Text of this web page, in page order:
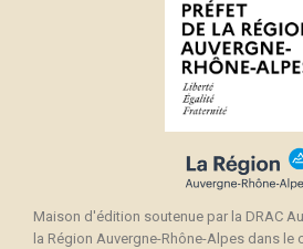
Maison d'édition soutenue par la DRAC
la Région Auvergne-Rhône-Alpes dans le